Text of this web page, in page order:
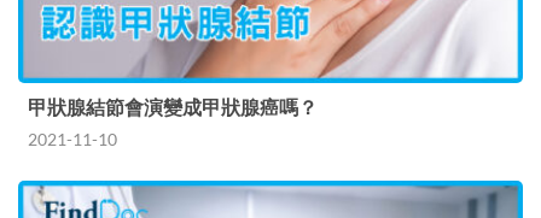
甲狀腺結節會演變成甲狀腺癌嗎？
2021-11-10